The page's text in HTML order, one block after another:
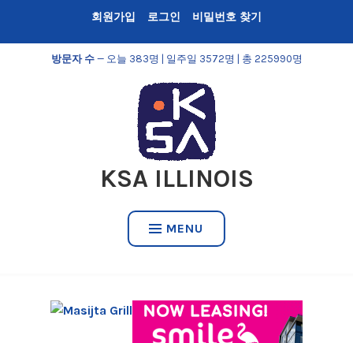
content
회원가입 로그인 비밀번호 찾기
방문자 수— 오늘 383명 | 일주일 3572명 | 총 225990명
KSA ILLINOIS
MENU